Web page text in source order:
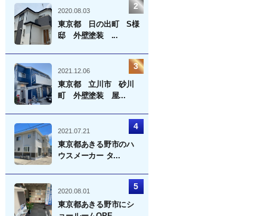
2020.08.03
東京都 日の出町 S様
邸 外壁塗装 ...
2021.12.06
東京都 立川市 砂川
町 外壁塗装 屋...
2021.07.21
東京都あきる野市のハ
ウスメーカー タ...
2020.08.01
東京都あきる野市にシ